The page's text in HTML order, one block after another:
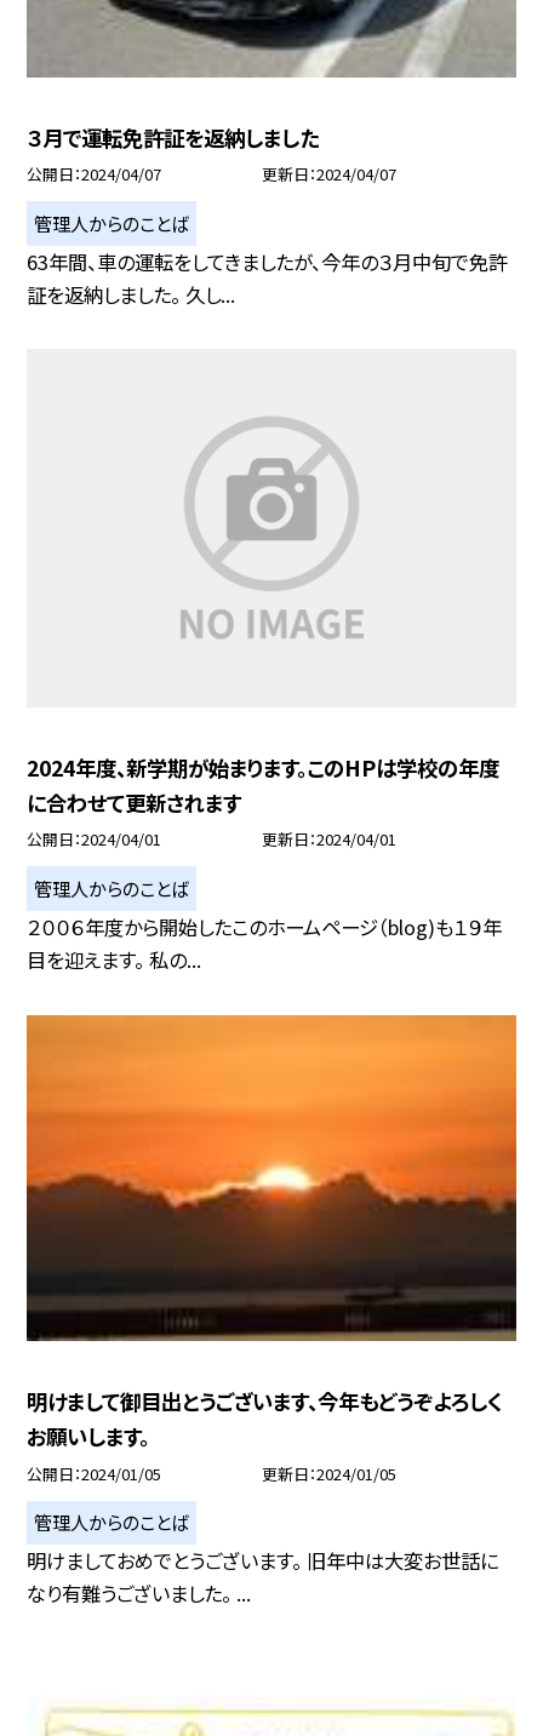
３月で運転免許証を返納しました
公開日 2024/04/07 更新日 2024/04/07
管理人からのことば
63年間、車の運転をしてきましたが、今年の３月中旬で免許
証を返納しました。 久し...
2024年度、新学期が始まります。このHPは学校の年度
に合わせて更新されます
公開日 2024/04/01 更新日 2024/04/01
管理人からのことば
２００６年度から開始したこのホームページ（blog)も１９年
目を迎えます。 私の...
明けまして御目出とうございます、今年もどうぞよろしく
お願いします。
公開日 2024/01/05 更新日 2024/01/05
管理人からのことば
明けましておめでとうございます。 旧年中は大変お世話に
なり有難うございました。 ...